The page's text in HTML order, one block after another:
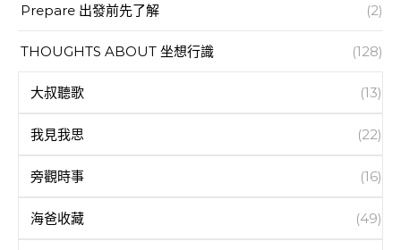
Prepare 出發前先了解 (2)
THOUGHTS ABOUT 坐想行識 (128)
大叔聽歌 (13)
我見我思 (22)
旁觀時事 (16)
海爸收藏 (49)